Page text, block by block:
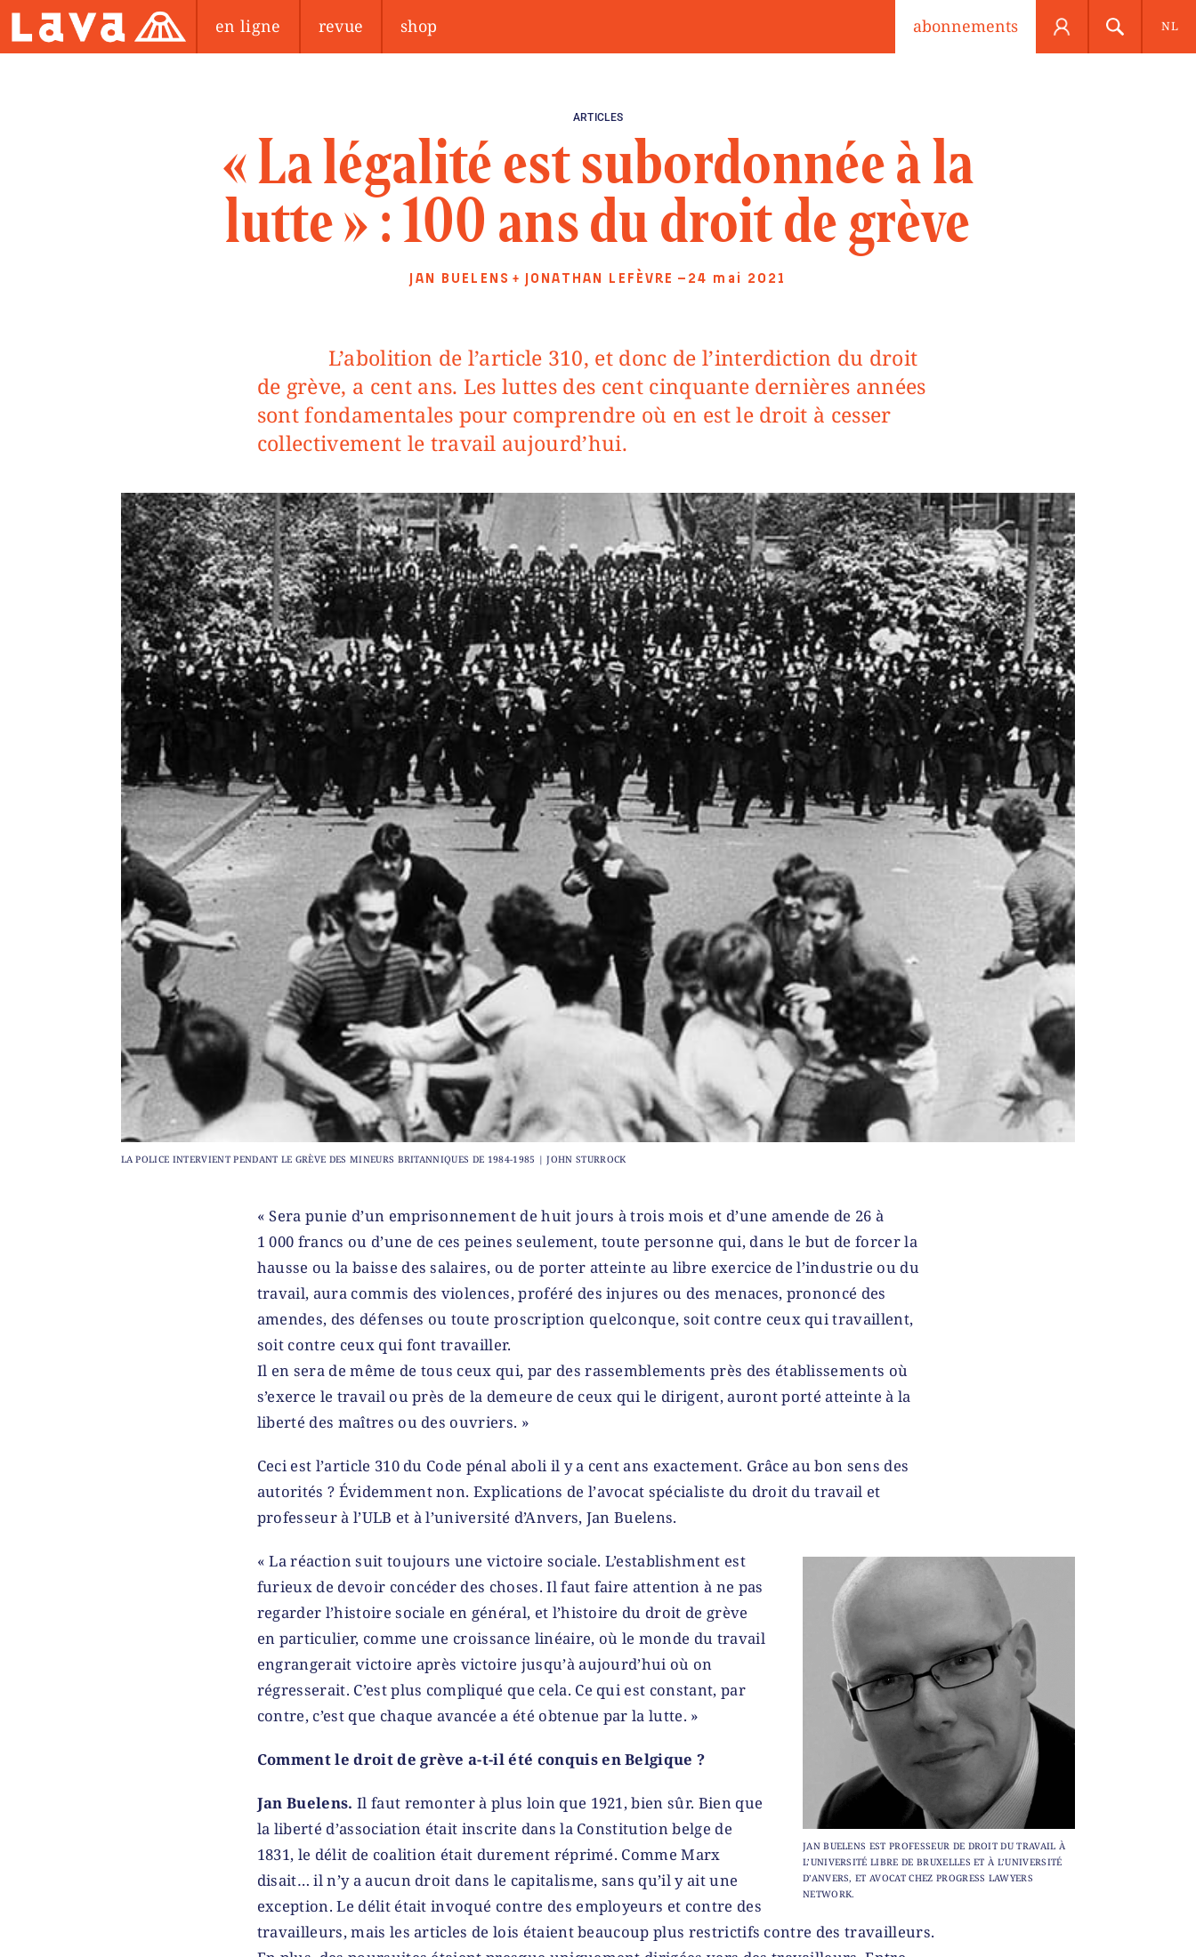
NL
en ligne revue shop abonnements
ARTICLES
« La légalité est subordonnée à la
lutte » : 100 ans du droit de grève
JAN BUELENS + JONATHAN LEFÈVRE —24 mai 2021
L’abolition de l’article 310, et donc de l’interdiction du droit
de grève, a cent ans. Les luttes des cent cinquante dernières années
sont fondamentales pour comprendre où en est le droit à cesser
collectivement le travail aujourd’hui.
LA POLICE INTERVIENT PENDANT LE GRÈVE DES MINEURS BRITANNIQUES DE 1984-1985 | JOHN STURROCK
« Sera punie d’un emprisonnement de huit jours à trois mois et d’une amende de 26 à
1 000 francs ou d’une de ces peines seulement, toute personne qui, dans le but de forcer la
hausse ou la baisse des salaires, ou de porter atteinte au libre exercice de l’industrie ou du
travail, aura commis des violences, proféré des injures ou des menaces, prononcé des
amendes, des défenses ou toute proscription quelconque, soit contre ceux qui travaillent,
soit contre ceux qui font travailler.
Il en sera de même de tous ceux qui, par des rassemblements près des établissements où
s’exerce le travail ou près de la demeure de ceux qui le dirigent, auront porté atteinte à la
liberté des maîtres ou des ouvriers. »
Ceci est l’article 310 du Code pénal aboli il y a cent ans exactement. Grâce au bon sens des
autorités ? Évidemment non. Explications de l’avocat spécialiste du droit du travail et
professeur à l’ULB et à l’université d’Anvers, Jan Buelens.
JAN BUELENS EST PROFESSEUR DE DROIT DU TRAVAIL À
L’UNIVERSITÉ LIBRE DE BRUXELLES ET À L’UNIVERSITÉ
D’ANVERS, ET AVOCAT CHEZ PROGRESS LAWYERS
NETWORK.
« La réaction suit toujours une victoire sociale. L’establishment est
furieux de devoir concéder des choses. Il faut faire attention à ne pas
regarder l’histoire sociale en général, et l’histoire du droit de grève
en particulier, comme une croissance linéaire, où le monde du travail
engrangerait victoire après victoire jusqu’à aujourd’hui où on
régresserait. C’est plus compliqué que cela. Ce qui est constant, par
contre, c’est que chaque avancée a été obtenue par la lutte. »
Comment le droit de grève a-t-il été conquis en Belgique ?
Jan Buelens. Il faut remonter à plus loin que 1921, bien sûr. Bien que
la liberté d’association était inscrite dans la Constitution belge de
1831, le délit de coalition était durement réprimé. Comme Marx
disait… il n’y a aucun droit dans le capitalisme, sans qu’il y ait une
exception. Le délit était invoqué contre des employeurs et contre des
travailleurs, mais les articles de lois étaient beaucoup plus restrictifs contre des travailleurs.